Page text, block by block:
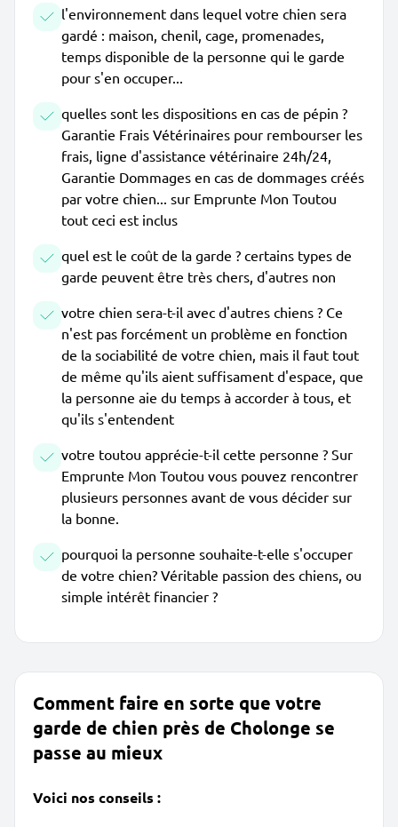
l'environnement dans lequel votre chien sera
gardé : maison, chenil, cage, promenades,
temps disponible de la personne qui le garde
pour s'en occuper...
quelles sont les dispositions en cas de pépin ?
Garantie Frais Vétérinaires pour rembourser les
frais, ligne d'assistance vétérinaire 24h/24,
Garantie Dommages en cas de dommages créés
par votre chien... sur Emprunte Mon Toutou
tout ceci est inclus
quel est le coût de la garde ? certains types de
garde peuvent être très chers, d'autres non
votre chien sera-t-il avec d'autres chiens ? Ce
n'est pas forcément un problème en fonction
de la sociabilité de votre chien, mais il faut tout
de même qu'ils aient suffisament d'espace, que
la personne aie du temps à accorder à tous, et
qu'ils s'entendent
votre toutou apprécie-t-il cette personne ? Sur
Emprunte Mon Toutou vous pouvez rencontrer
plusieurs personnes avant de vous décider sur
la bonne.
pourquoi la personne souhaite-t-elle s'occuper
de votre chien? Véritable passion des chiens, ou
simple intérêt financier ?
Comment faire en sorte que votre
garde de chien près de Cholonge se
passe au mieux
Voici nos conseils :